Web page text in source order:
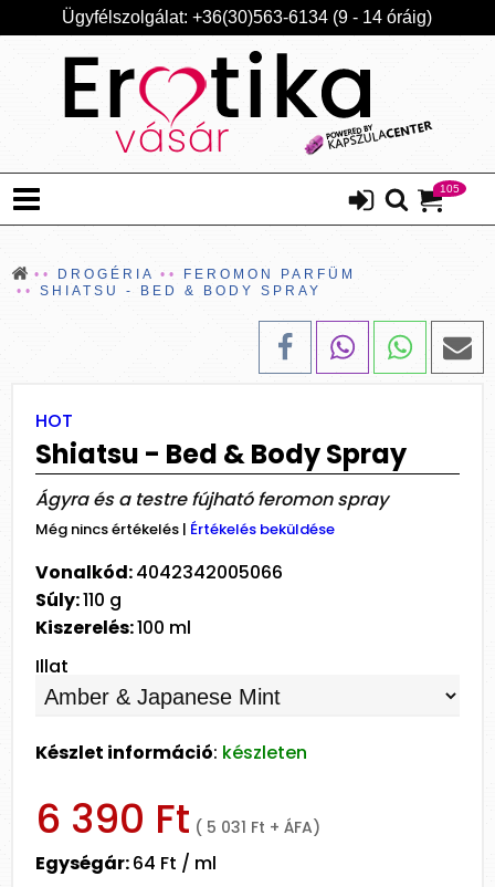
Ügyfélszolgálat: +36(30)563-6134 (9 - 14 óráig)
105
DROGÉRIA
FEROMON PARFÜM
SHIATSU - BED & BODY SPRAY
HOT
Shiatsu - Bed & Body Spray
Ágyra és a testre fújható feromon spray
Még nincs értékelés | Értékelés beküldése
Vonalkód:4042342005066
Súly:110 g
Kiszerelés:100 ml
Illat
Készlet információ: készleten
6 390 Ft ( 5 031 Ft + ÁFA)
Egységár:64 Ft / ml